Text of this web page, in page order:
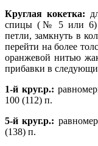
Круглая кокетка:
спицы (№ 5 или 6)
петли, замкнуть в
перейти на более
оранжевой нитью
прибавки в
1-й круг.р.:
100 (112) п.
5-й круг.р.:
(138) п.